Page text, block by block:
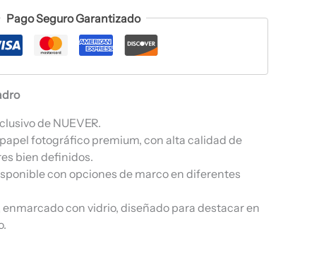
Pago Seguro Garantizado
de NUEVER.
fotográfico premium, con alta calidad de
bien definidos.
con opciones de marco en diferentes
enmarcado con vidrio, diseñado para destacar en